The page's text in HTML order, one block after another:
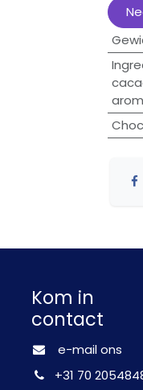
Kom in
contact
e-mail ons
+31 70